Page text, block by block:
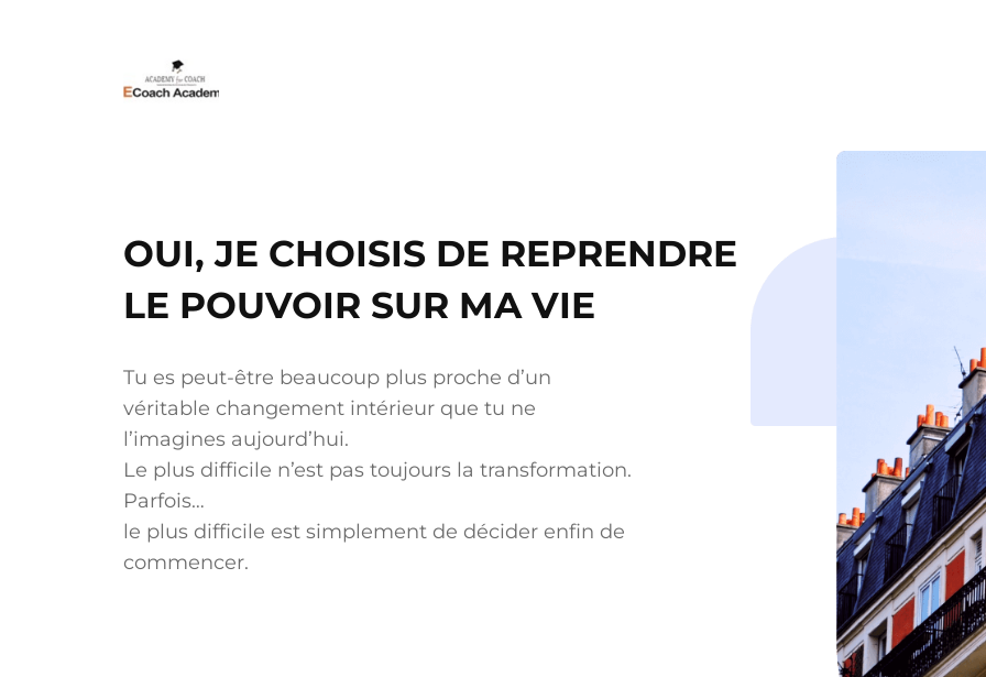
OUI, JE CHOISIS DE REPRENDRE
LE POUVOIR SUR MA VIE
Tu es peut-être beaucoup plus proche d’un
véritable changement intérieur que tu ne
l’imagines aujourd’hui.
Le plus difficile n’est pas toujours la transformation.
Parfois…
le plus difficile est simplement de décider enfin de
commencer.